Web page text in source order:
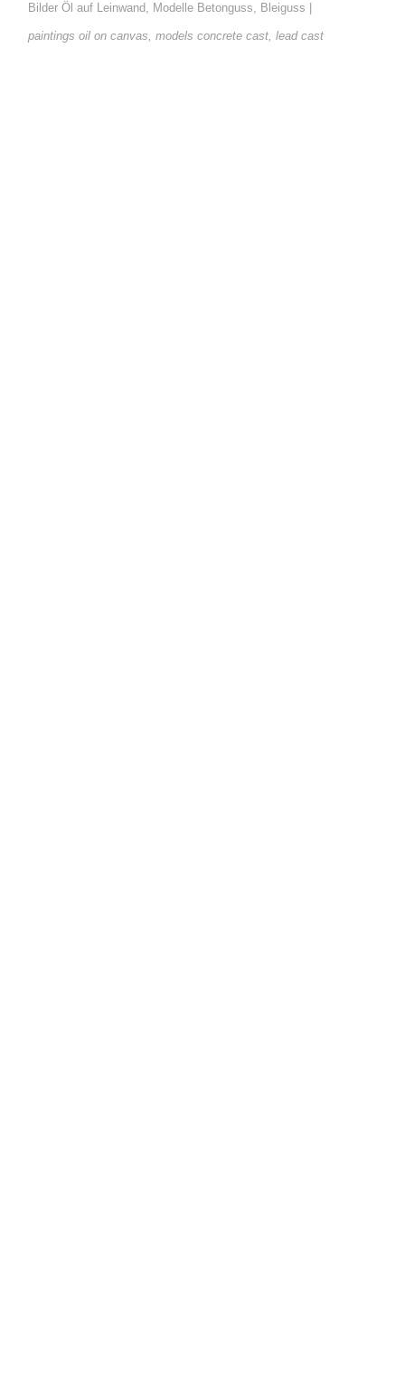
Bilder Öl auf Leinwand, Modelle Betonguss, Bleiguss |
paintings oil on canvas, models concrete cast, lead cast